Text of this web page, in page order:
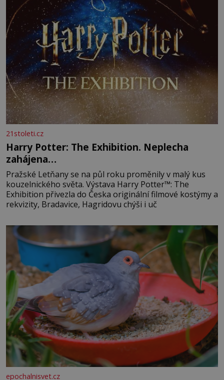
21stoleti.cz
Harry Potter: The Exhibition. Neplecha
zahájena…
Pražské Letňany se na půl roku proměnily v malý kus
kouzelnického světa. Výstava Harry Potter™: The
Exhibition přivezla do Česka originální filmové kostýmy a
rekvizity, Bradavice, Hagridovu chýši i uč
epochalnisvet.cz